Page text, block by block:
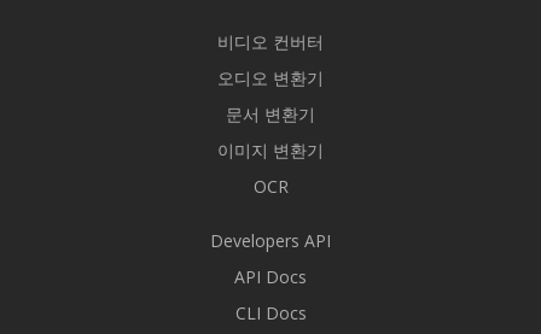
비디오 컨버터
오디오 변환기
문서 변환기
이미지 변환기
OCR
Developers API
API Docs
CLI Docs